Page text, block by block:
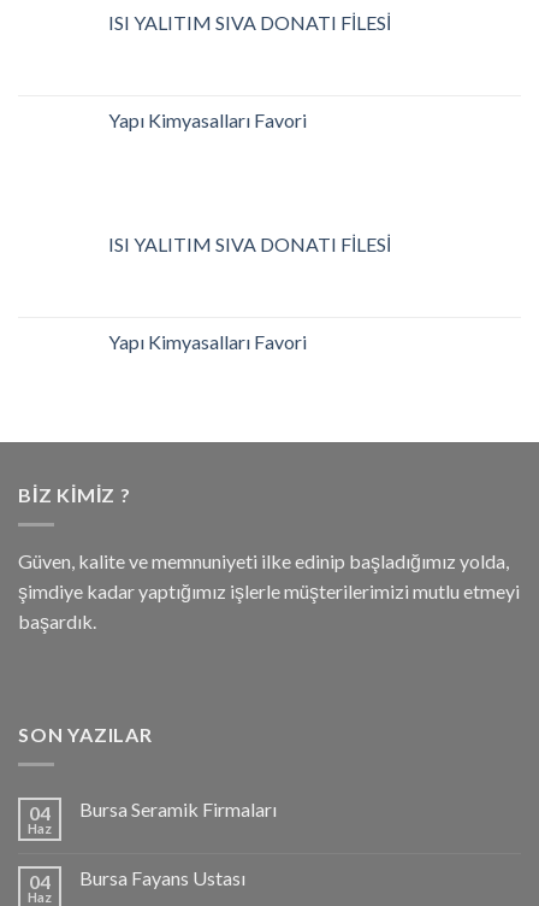
ISI YALITIM SIVA DONATI FİLESİ
Yapı Kimyasalları Favori
ISI YALITIM SIVA DONATI FİLESİ
Yapı Kimyasalları Favori
BIZ KIMIZ ?
Güven, kalite ve memnuniyeti ilke edinip başladığımız yolda,
şimdiye kadar yaptığımız işlerle müşterilerimizi mutlu etmeyi
başardık.
SON YAZILAR
04
Haz
Bursa Seramik Firmaları
04
Haz
Bursa Fayans Ustası